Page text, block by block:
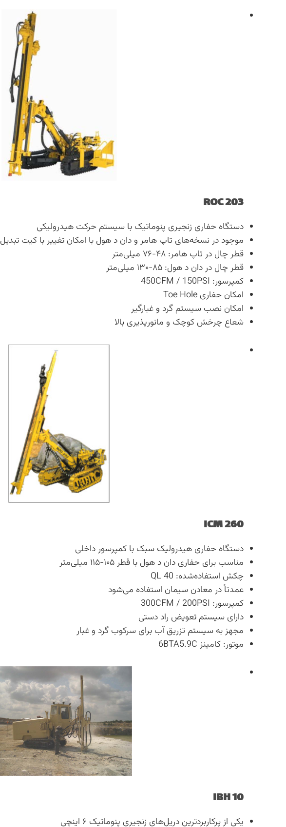
ROC 203
دستگاه حفاری زنجیری پنوماتیک با سیستم حرکت هیدرولیکی
موجود در نسخه‌های تاپ هامر و دان د هول با امکان تغییر با کیت تبدیل
قطر چال در تاپ هامر: ۴۸-۷۶ میلی‌متر
قطر چال در دان د هول: ۸۵-۱۳۰ میلی‌متر
کمپرسور: 450CFM / 150PSI
امکان حفاری Toe Hole
امکان نصب سیستم گرد و غبارگیر
شعاع چرخش کوچک و مانورپذیری بالا
ICM 260
دستگاه حفاری هیدرولیک سبک با کمپرسور داخلی
مناسب برای حفاری دان د هول با قطر ۱۰۵-۱۱۵ میلی‌متر
چکش استفاده‌شده: QL 40
عمدتاً در معادن سیمان استفاده می‌شود
کمپرسور: 300CFM / 200PSI
دارای سیستم تعویض راد دستی
مجهز به سیستم تزریق آب برای سرکوب گرد و غبار
موتور: کامینز 6BTA5.9C
IBH 10
یکی از پرکاربردترین دریل‌های زنجیری پنوماتیک ۶ اینچی